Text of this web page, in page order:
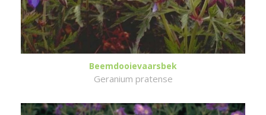
Beemdooievaarsbek
Geranium pratense